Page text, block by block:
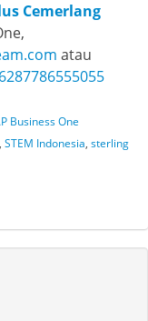
Cemerlang
atau
Business One
, STEM Indonesia, sterling